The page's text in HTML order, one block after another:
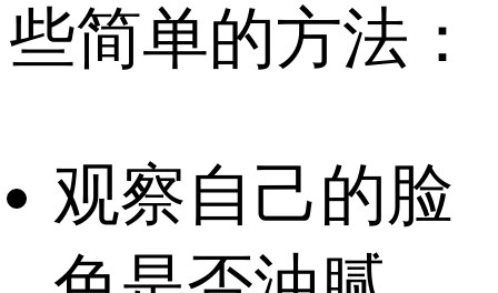
些简单的方法：
观察自己的脸